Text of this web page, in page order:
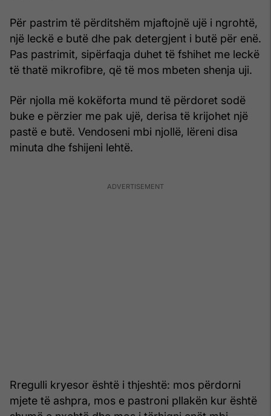
Për pastrim të përditshëm mjaftojnë ujë i ngrohtë,
një leckë e butë dhe pak detergjent i butë për enë.
Pas pastrimit, sipërfaqja duhet të fshihet me leckë
të thatë mikrofibre, që të mos mbeten shenja uji.
Për njolla më kokëforta mund të përdoret sodë
buke e përzier me pak ujë, derisa të krijohet një
pastë e butë. Vendoseni mbi njollë, lëreni disa
minuta dhe fshijeni lehtë.
Rregulli kryesor është i thjeshtë: mos përdorni
mjete të ashpra, mos e pastroni pllakën kur është